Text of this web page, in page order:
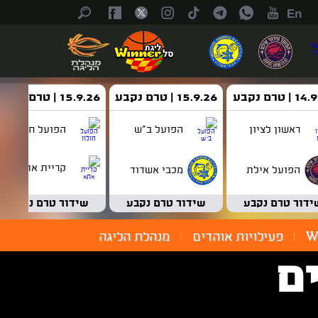
En
טרם נקבע
ראשון לציון
הפועל אילת
טרם נקבע
15.9.26 | טרם נקבע
הפועל ב"ש
מכבי אשדוד
שידור טרם נקבע
15.9.26 | טרם נקבע
הפועל חולון
קריית אתא
שידור טרם נקבע
פעילויות אוהדים מנהלת הליגה